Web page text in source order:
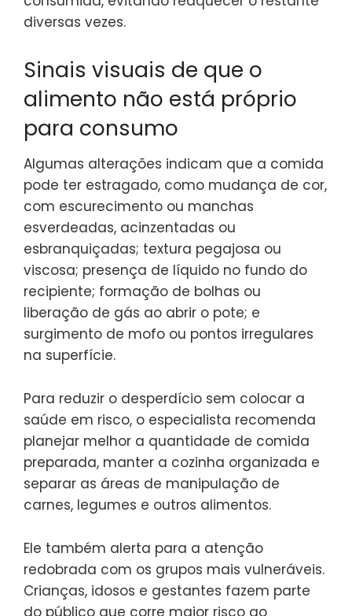
diversas vezes.
Sinais visuais de que o
alimento não está próprio
para consumo
Algumas alterações indicam que a comida
pode ter estragado, como mudança de cor,
com escurecimento ou manchas
esverdeadas, acinzentadas ou
esbranquiçadas; textura pegajosa ou
viscosa; presença de líquido no fundo do
recipiente; formação de bolhas ou
liberação de gás ao abrir o pote; e
surgimento de mofo ou pontos irregulares
na superfície.
Para reduzir o desperdício sem colocar a
saúde em risco, o especialista recomenda
planejar melhor a quantidade de comida
preparada, manter a cozinha organizada e
separar as áreas de manipulação de
carnes, legumes e outros alimentos.
Ele também alerta para a atenção
redobrada com os grupos mais vulneráveis.
Crianças, idosos e gestantes fazem parte
do público que corre maior risco ao